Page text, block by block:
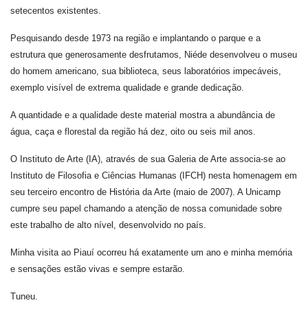
setecentos existentes.
Pesquisando desde 1973 na região e implantando o parque e a
estrutura que generosamente desfrutamos, Niéde desenvolveu o museu
do homem americano, sua biblioteca, seus laboratórios impecáveis,
exemplo visível de extrema qualidade e grande dedicação.
A quantidade e a qualidade deste material mostra a abundância de
água, caça e florestal da região há dez, oito ou seis mil anos.
O Instituto de Arte (IA), através de sua Galeria de Arte associa-se ao
Instituto de Filosofia e Ciências Humanas (IFCH) nesta homenagem em
seu terceiro encontro de História da Arte (maio de 2007). A Unicamp
cumpre seu papel chamando a atenção de nossa comunidade sobre
este trabalho de alto nível, desenvolvido no país.
Minha visita ao Piauí ocorreu há exatamente um ano e minha memória
e sensações estão vivas e sempre estarão.
Tuneu.